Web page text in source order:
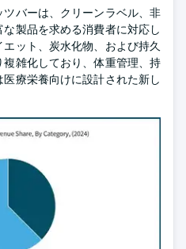
バーは、クリーンラベル、非
製品を求める消費者に対応し
ット、炭水化物、および持久
雑化しており、体重管理、持
療栄養向けに設計された新し